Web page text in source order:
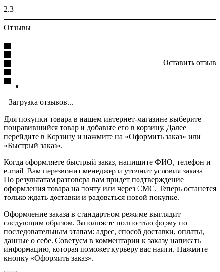
2.3
Отзывы
Оставить отзыв
Загрузка отзывов...
Для покупки товара в нашем интернет-магазине выберите
понравившийся товар и добавьте его в корзину. Далее
перейдите в Корзину и нажмите на «Оформить заказ» или
«Быстрый заказ».
Когда оформляете быстрый заказ, напишите ФИО, телефон и
e-mail. Вам перезвонит менеджер и уточнит условия заказа.
По результатам разговора вам придет подтверждение
оформления товара на почту или через СМС. Теперь останется
только ждать доставки и радоваться новой покупке.
Оформление заказа в стандартном режиме выглядит
следующим образом. Заполняете полностью форму по
последовательным этапам: адрес, способ доставки, оплаты,
данные о себе. Советуем в комментарии к заказу написать
информацию, которая поможет курьеру вас найти. Нажмите
кнопку «Оформить заказ».